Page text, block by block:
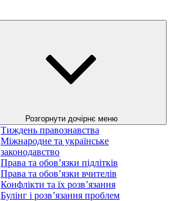
Розгорнути дочірнє меню
Тиждень правознавства
Міжнародне та українське
законодавство
Права та обов’язки підлітків
Права та обов’язки вчителів
Конфлікти та їх розв’язання
Булінг і розв’язання проблем